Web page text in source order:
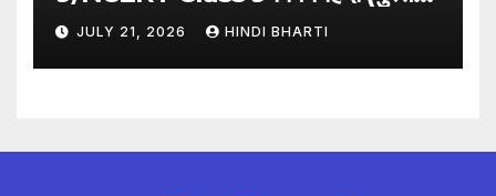
गंगा)JULY 21, 2026 HINDI BHARTI